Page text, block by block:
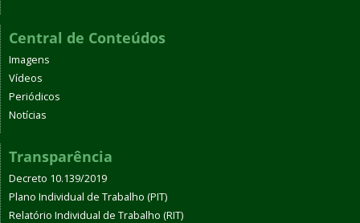
Central de Conteúdos
Imagens
Vídeos
Periódicos
Notícias
Transparência
Decreto 10.139/2019
Plano Individual de Trabalho (PIT)
Relatório Individual de Trabalho (RIT)